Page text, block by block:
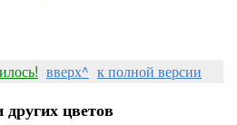
вверх^ к полной версии
цветов